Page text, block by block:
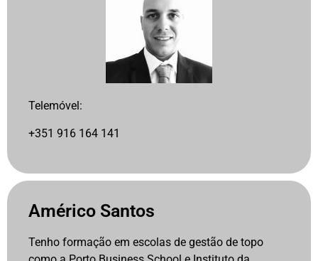
Telemóvel:
+351 916 164 141
Américo Santos
Tenho formação em escolas de gestão de topo